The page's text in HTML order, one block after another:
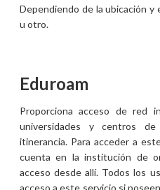
Dependiendo de la ubicación y
u otro.
Eduroam
Proporciona acceso de red
universidades y centros
itinerancia. Para acceder a
cuenta en la institución de
acceso desde allí. Todos los
acceso a este servicio si